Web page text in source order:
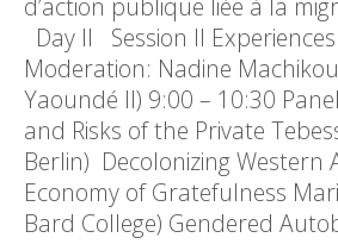
d’action publique liée à la
Day II Session II
Moderation: Nadine
Yaoundé II) 9:00 – 10:30
and Risks of the Private
Berlin) Decolonizing Western
Economy of Gratefulness
Bard College) Gendered